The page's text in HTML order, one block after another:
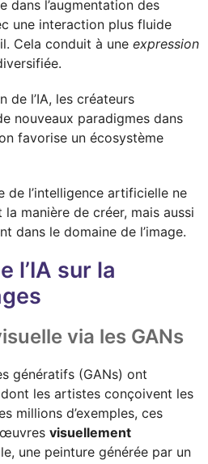
dans l’augmentation des
une interaction plus fluide
Cela conduit à une expression
de l’IA, les créateurs
nouveaux paradigmes dans
favorise un écosystème
de l’intelligence artificielle ne
manière de créer, mais aussi
dans le domaine de l’image.
l’IA sur la
via les GANs
génératifs (GANs) ont
les artistes conçoivent les
millions d’exemples, ces
visuellement
une peinture générée par un